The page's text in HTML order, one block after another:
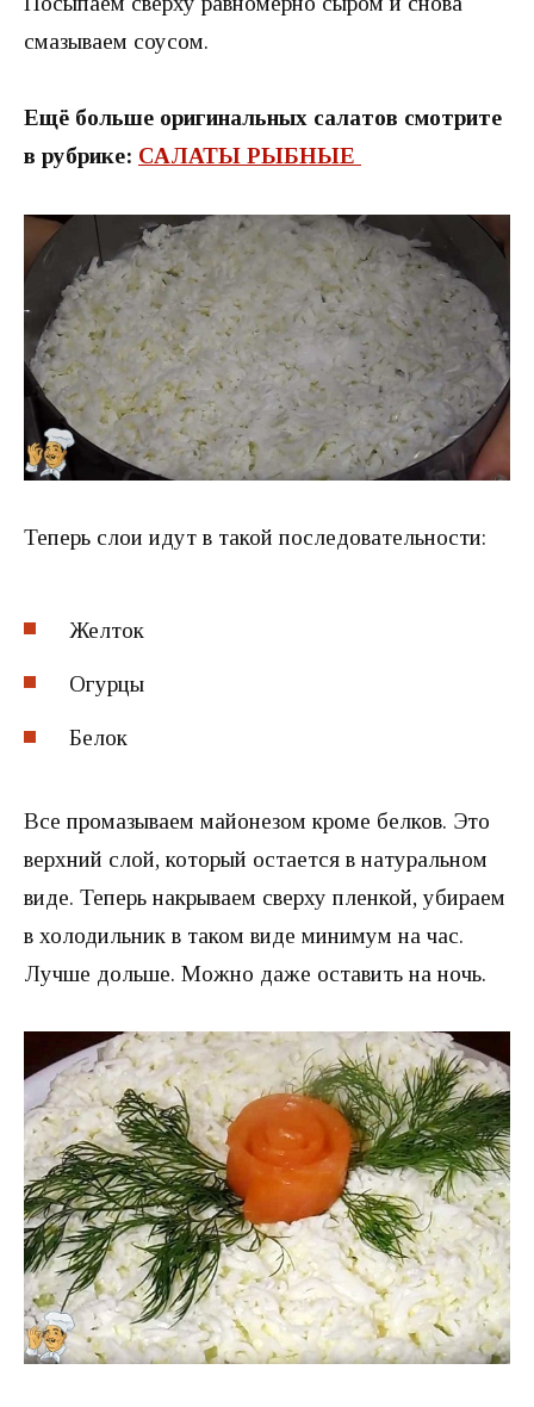
смазываем соусом.
Ещё больше оригинальных салатов смотрите
в рубрике: САЛАТЫ РЫБНЫЕ
Теперь слои идут в такой последовательности:
Желток
Огурцы
Белок
Все промазываем майонезом кроме белков. Это
верхний слой, который остается в натуральном
виде. Теперь накрываем сверху пленкой, убираем
в холодильник в таком виде минимум на час.
Лучше дольше. Можно даже оставить на ночь.